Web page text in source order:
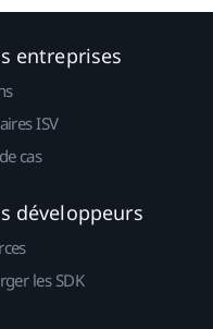
entreprises
ISV
cas
développeurs
les SDK